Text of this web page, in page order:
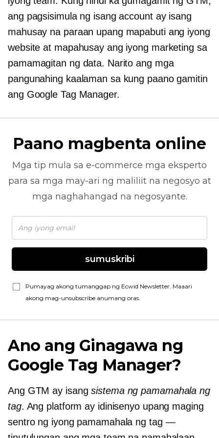
ang pagsisimula ng isang account ay isang
mahusay na paraan upang mapabuti ang iyong
website at mapahusay ang iyong marketing sa
pamamagitan ng data. Narito ang mga
pangunahing kaalaman sa kung paano gamitin
ang Google Tag Manager.
Paano magbenta online
Mga tip mula sa e-commerce mga eksperto
para sa mga may-ari ng maliliit na negosyo at
mga naghahangad na negosyante.
sumuskribi
Pumayag akong tumanggap ng Ecwid Newsletter. Maaari
akong mag-unsubscribe anumang oras.
Ano ang Ginagawa ng
Google Tag Manager?
Ang GTM ay isangsistema ng pamamahala ng
tag. Ang platform ay idinisenyo upang maging
sentro ng iyong pamamahala ng tag —